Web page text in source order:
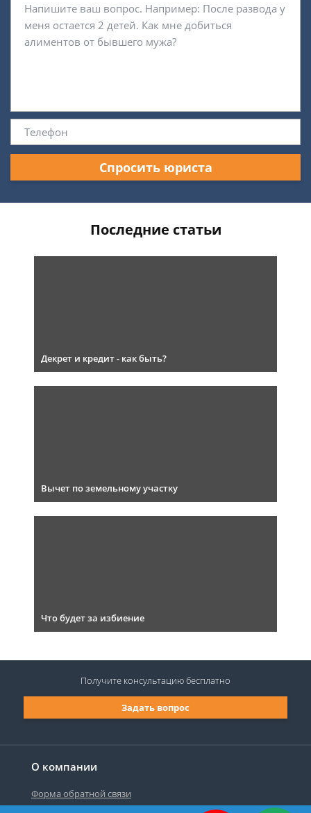
Спросить юриста
Последние статьи
Декрет и кредит - как быть?
Вычет по земельному участку
Что будет за избиение
О компании
Форма обратной связи
Задать вопрос
Получите консультациюбесплатно